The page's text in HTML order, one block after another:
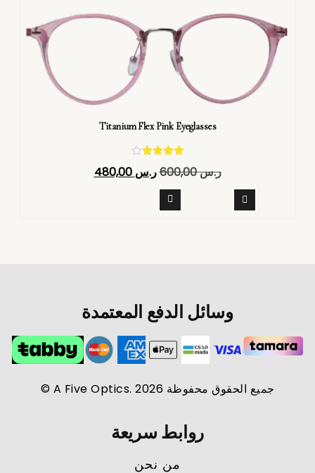
Titanium Flex Pink Eyeglasses
تم التقييم
4.40
ر.س600,00 ر.س 480,00
وسائل الدفع المعتمدة
جميع الحقوق محفوظة A Five Optics. 2026 ©
روابط سريعة
من نحن